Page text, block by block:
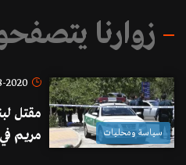
زوارنا
سياسة ومحليات
2020
مقتل
مريم